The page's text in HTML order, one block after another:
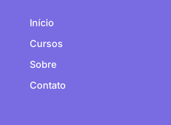
Início
Cursos
Sobre
Contato